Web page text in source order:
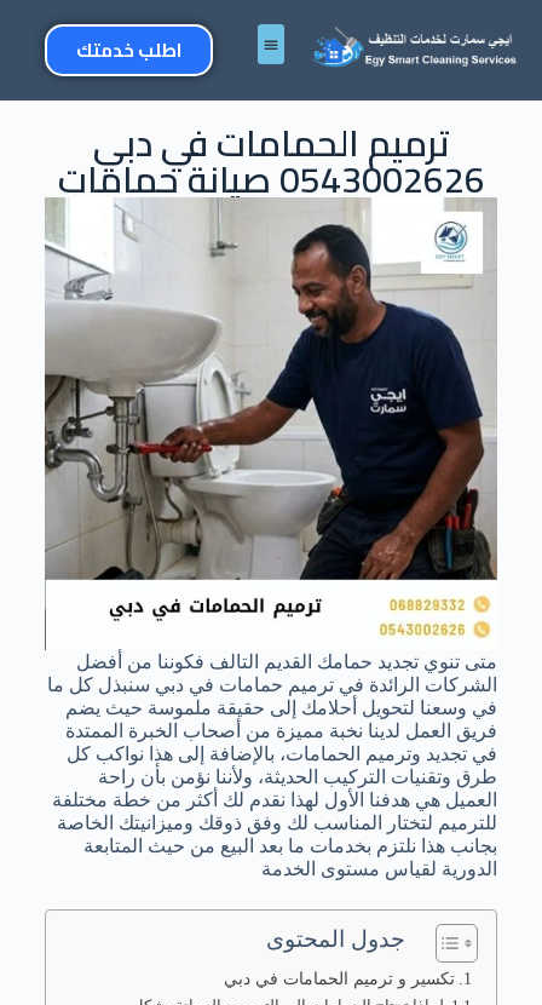
اطلب خدمتك
ترميم الحمامات في دبي
0543002626 صيانة حمامات
متى تنوي تجديد حمامك القديم التالف فكوننا من أفضل
الشركات الرائدة في ترميم حمامات في دبي سنبذل كل ما
في وسعنا لتحويل أحلامك إلى حقيقة ملموسة حيث يضم
فريق العمل لدينا نخبة مميزة من أصحاب الخبرة الممتدة
في تجديد وترميم الحمامات، بالإضافة إلى هذا نواكب كل
طرق وتقنيات التركيب الحديثة، ولأننا نؤمن بأن راحة
العميل هي هدفنا الأول لهذا نقدم لك أكثر من خطة مختلفة
للترميم لتختار المناسب لك وفق ذوقك وميزانيتك الخاصة
بجانب هذا نلتزم بخدمات ما بعد البيع من حيث المتابعة
الدورية لقياس مستوى الخدمة
جدول المحتوى
تكسير و ترميم الحمامات في دبي